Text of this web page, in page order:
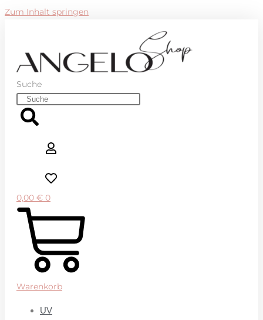
Zum Inhalt springen
Suche
0,00 € 0
Warenkorb
UV